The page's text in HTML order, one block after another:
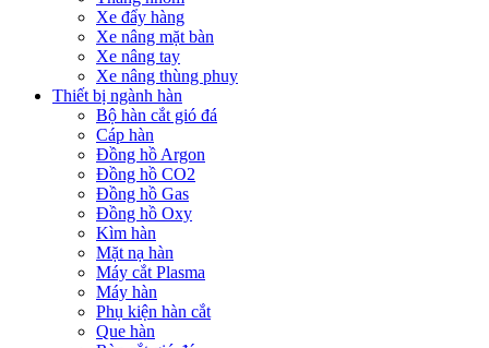
Xe đẩy hàng
Xe nâng mặt bàn
Xe nâng tay
Xe nâng thùng phuy
Thiết bị ngành hàn
Bộ hàn cắt gió đá
Cáp hàn
Đồng hồ Argon
Đồng hồ CO2
Đồng hồ Gas
Đồng hồ Oxy
Kìm hàn
Mặt nạ hàn
Máy cắt Plasma
Máy hàn
Phụ kiện hàn cắt
Que hàn